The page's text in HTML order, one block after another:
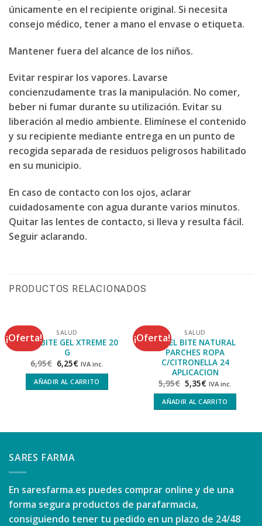
únicamente en el recipiente original. Si necesita
consejo médico, tener a mano el envase o etiqueta.
Mantener fuera del alcance de los niños.
Evitar respirar los vapores. Lavarse
concienzudamente tras la manipulación. No comer,
beber ni fumar durante su utilización. Evitar su
liberación al medio ambiente. Elimínese el contenido
y su recipiente mediante entrega en un punto de
recogida separada de residuos peligrosos habilitado
en su municipio.
En caso de contacto con los ojos, aclarar
cuidadosamente con agua durante varios minutos.
Quitar las lentes de contacto, si lleva y resulta fácil.
Seguir aclarando.
PRODUCTOS RELACIONADOS
¡Oferta! SALUD
REPEL BITE GEL XTREME 20
G
6,95€ 6,25€ IVA inc.
AÑADIR AL CARRITO
¡Oferta! SALUD
REPEL BITE NATURAL
PARCHES ROPA
C/CITRONELLA 24
APLICACION
5,95€ 5,35€ IVA inc.
AÑADIR AL CARRITO
SARES FARMA
En saresfarma.es puedes comprar online y de una
forma segura productos de parafarmacia,
consiguiendo tener tu pedido en un plazo de 24/48